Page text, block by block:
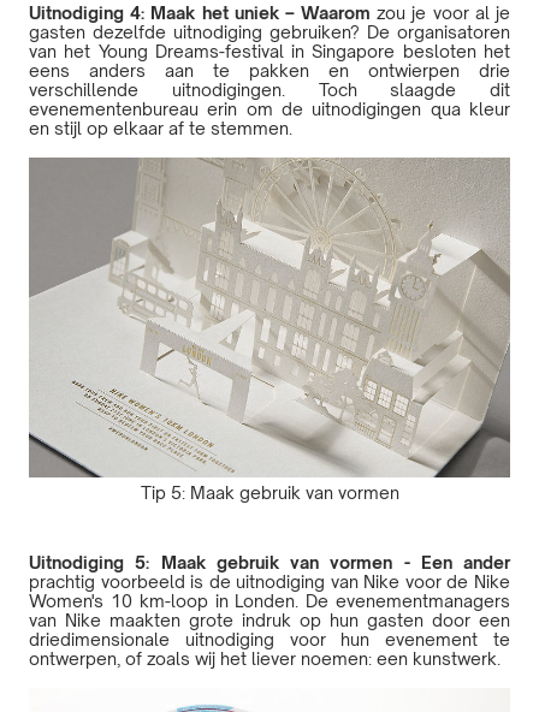
Uitnodiging 4: Maak het uniek – Waaromzou je voor al je
gasten dezelfde uitnodiging gebruiken? De organisatoren
van het Young Dreams-festival in Singapore besloten het
eens anders aan te pakken en ontwierpen drie
verschillende uitnodigingen. Toch slaagde dit
evenementenbureau erin om de uitnodigingen qua kleur
en stijl op elkaar af te stemmen.
Tip 5: Maak gebruik van vormen
Uitnodiging 5: Maak gebruik van vormen - Een ander
prachtig voorbeeld is de uitnodiging van Nike voor de Nike
Women's 10 km-loop in Londen. De evenementmanagers
van Nike maakten grote indruk op hun gasten door een
driedimensionale uitnodiging voor hun evenement te
ontwerpen, of zoals wij het liever noemen: een kunstwerk.